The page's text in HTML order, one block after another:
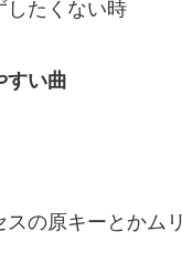
したくない時
すい曲
の原キーとかム